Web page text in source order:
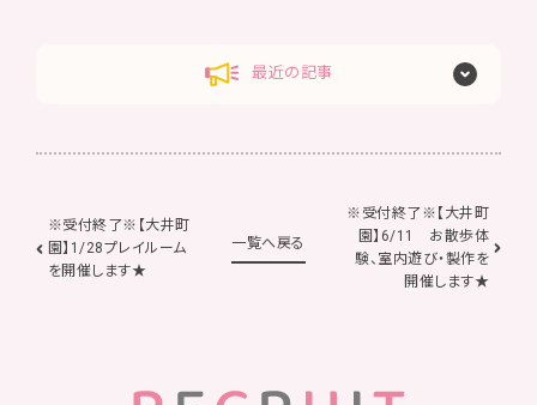
最近の記事
※受付終了※【大井町
園】1/28プレイルーム
を開催します★
一覧へ戻る
※受付終了※【大井町
園】6/11 お散歩体
験、室内遊び・製作を
開催します★